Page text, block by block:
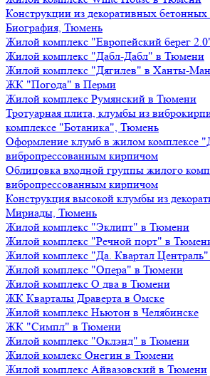
Конструкции из декоративных бетонных
Биография, Тюмень
Жилой комплекс "Европейский берег
Жилой комплекс "Дабл-Дабл" в Тюмени
Жилой комплекс "Дягилев" в Ханты-
ЖК "Погода" в Перми
Жилой комплекс Румянский в Тюмени
Тротуарная плита, клумбы из
комплексе "Ботаника", Тюмень
Оформление клумб в жилом комплексе
вибропрессованным кирпичом
Облицовка входной группы жилого
вибропрессованным кирпичом
Конструкция высокой клумбы из
Мириады, Тюмень
Жилой комплекс "Эклипт" в Тюмени
Жилой комплекс "Речной порт" в
Жилой комплекс "Да. Квартал
Жилой комплекс "Опера" в Тюмени
Жилой комплекс О два в Тюмени
ЖК Кварталы Драверта в Омске
Жилой комплекс Ньютон в Челябинске
ЖК "Симпл" в Тюмени
Жилой комплекс "Оклэнд" в Тюмени
Жилой комлекс Онегин в Тюмени
Жилой комплекс Айвазовский в Тюмени